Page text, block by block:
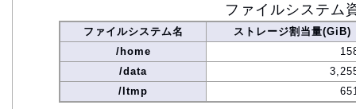
ファイルシステム
ファイルシステム名
ストレージ割当量(GiB)
/home
/data
/ltmp